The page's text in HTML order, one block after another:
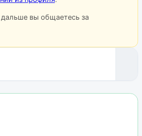
дальше вы общаетесь за